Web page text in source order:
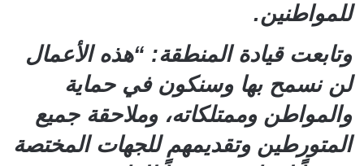
للمواطنين.
وتابعت قيادة المنطقة: “هذه الأعمال
لن نسمح بها وسنكون في حماية
والمواطن وممتلكاته، وملاحقة جميع
المتورطين وتقديمهم للجهات المختصة